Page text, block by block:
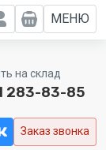
МЕНЮ
на склад
283-83-85
Заказ звонка